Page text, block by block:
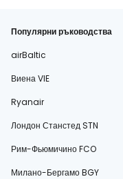
Популярни ръководства
airBaltic
Виена VIE
Ryanair
Лондон Станстед STN
Рим-Фьюмичино FCO
Милано-Бергамо BGY